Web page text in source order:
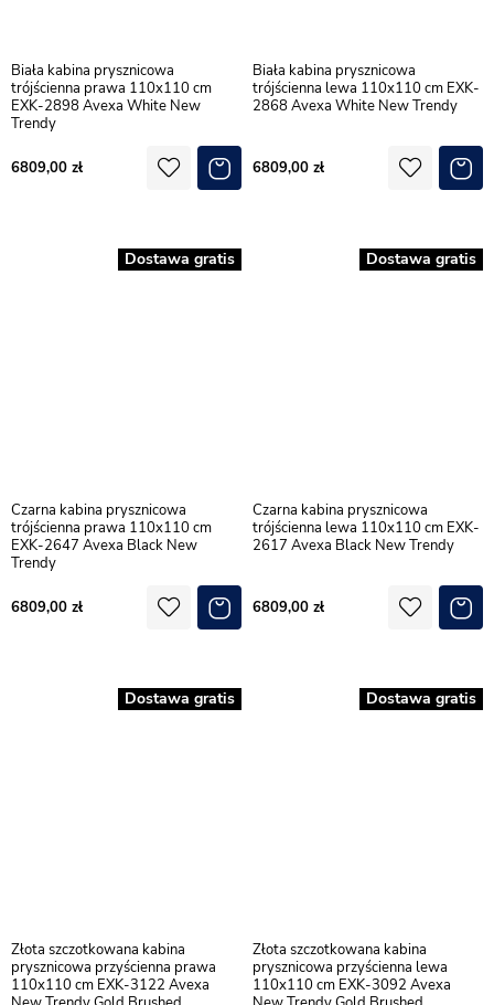
Biała kabina prysznicowa
trójścienna prawa 110x110 cm
EXK-2898 Avexa White New
Trendy
6809,00
Biała kabina prysznicowa
trójścienna lewa 110x110 cm EXK-
2868 Avexa White New Trendy
6809,00
Czarna kabina prysznicowa
trójścienna prawa 110x110 cm
EXK-2647 Avexa Black New
Trendy
6809,00
Dostawa gratis
Czarna kabina prysznicowa
trójścienna lewa 110x110 cm EXK-
2617 Avexa Black New Trendy
6809,00
Dostawa gratis
Złota szczotkowana kabina
prysznicowa przyścienna prawa
110x110 cm EXK-3122 Avexa
Dostawa gratis
Złota szczotkowana kabina
prysznicowa przyścienna lewa
110x110 cm EXK-3092 Avexa
Dostawa gratis